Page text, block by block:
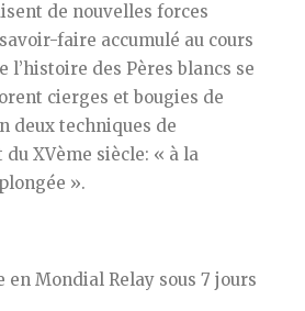
de nouvelles forces
faire accumulé au cours
l’histoire des Pères blancs se
cierges et bougies de
deux techniques de
XVème siècle: « à la
».
Mondial Relay sous 7 jours